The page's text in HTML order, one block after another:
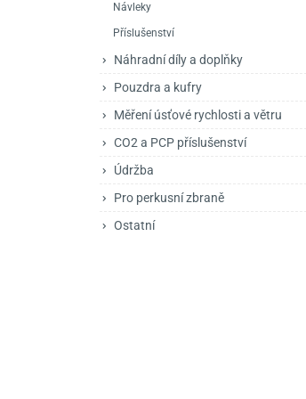
Luky
Kuše
Návleky
Příslušenství
Náhradní díly a doplňky
Pouzdra a kufry
Měření úsťové rychlosti a větru
CO2 a PCP příslušenství
Údržba
Pro perkusní zbraně
Ostatní